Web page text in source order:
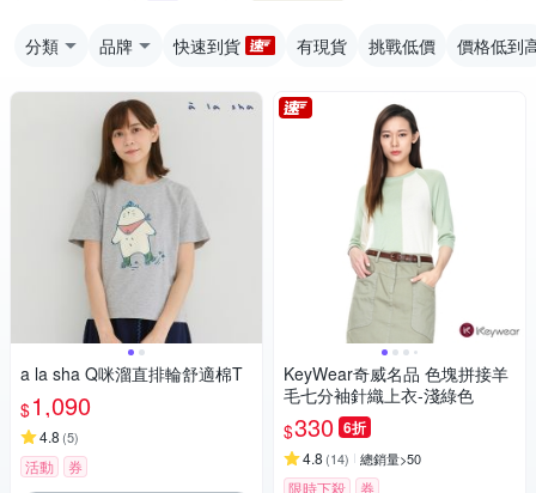
分類 品牌 快速到貨 有現貨 挑戰低價 價格低到
a la sha Q咪溜直排輪舒適棉T
$1,090
4.8 (5)
活動 券
KeyWear奇威名品 色塊拼接羊
毛七分袖針織上衣-淺綠色
$330 6折
4.8 (14) 總銷量>50
限時下殺 券